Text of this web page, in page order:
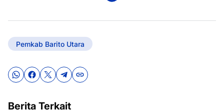
Pemkab Barito Utara
Berita Terkait